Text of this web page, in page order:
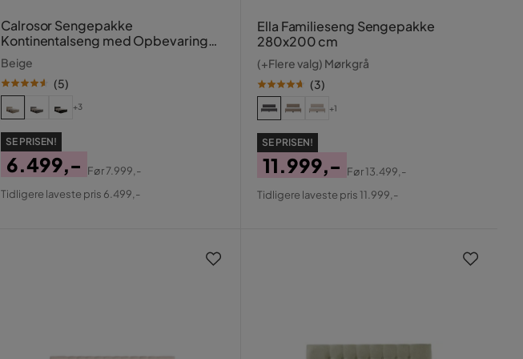
Calrosor Sengepakke
Kontinentalseng med Opbevaring
180x200 cm
Beige
(5)
+3
SE PRISEN!
Pris
6.499,-
Original
Før7.999,-
Tidligere laveste pris 6.499,-
Ella Familieseng Sengepakke
280x200 cm
(+Flere valg) Mørkgrå
(3)
+1
SE PRISEN!
Pris
11.999,-
Original
Før13.499,-
Tidligere laveste pris 11.999,-